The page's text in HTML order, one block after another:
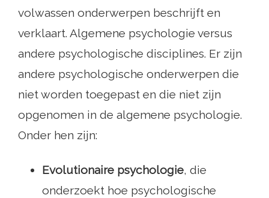
volwassen onderwerpen beschrijft en
verklaart. Algemene psychologie versus
andere psychologische disciplines. Er zijn
andere psychologische onderwerpen die
niet worden toegepast en die niet zijn
opgenomen in de algemene psychologie.
Onder hen zijn:
Evolutionaire psychologie, die
onderzoekt hoe psychologische